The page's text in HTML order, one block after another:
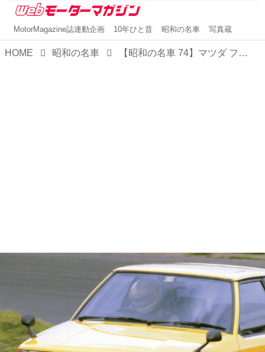
MotorMagazine誌連動企画 10年ひと昔 昭和の名車 写真蔵
HOME 昭和の名車 【昭和の名車 74】マツダ ファミリアハッチバック 1500XG：昭和55年（1980年）